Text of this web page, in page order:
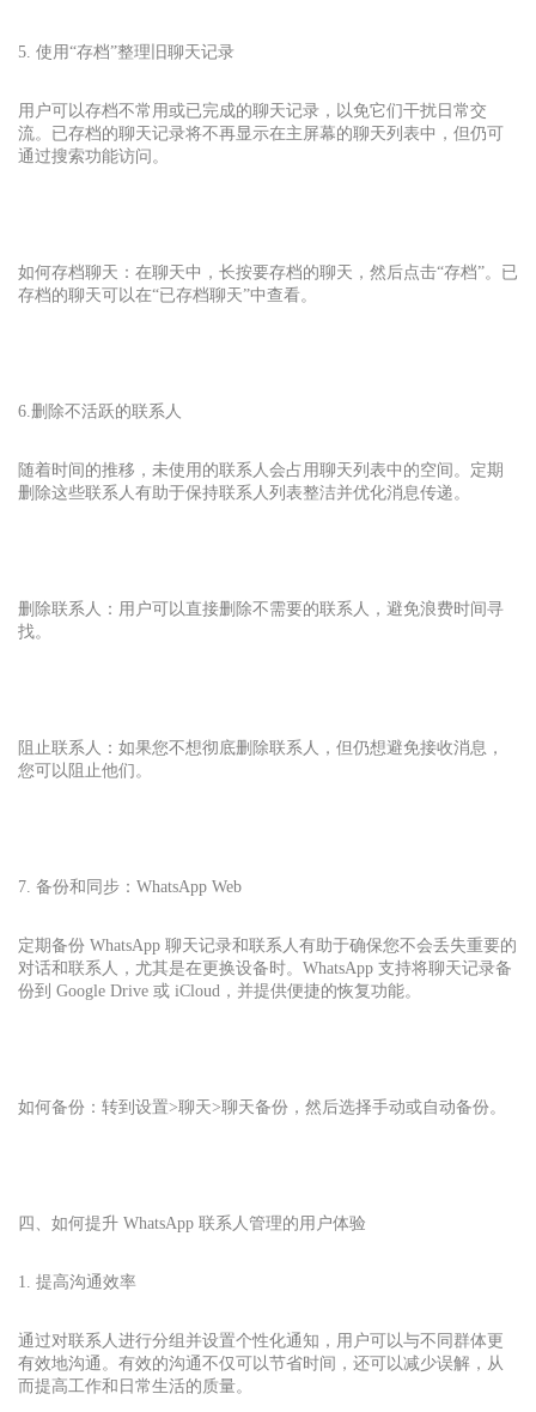
5. 使用“存档”整理旧聊天记录
用户可以存档不常用或已完成的聊天记录，以免它们干扰日常交
流。已存档的聊天记录将不再显示在主屏幕的聊天列表中，但仍可
通过搜索功能访问。
如何存档聊天：在聊天中，长按要存档的聊天，然后点击“存档”。已
存档的聊天可以在“已存档聊天”中查看。
6.删除不活跃的联系人
随着时间的推移，未使用的联系人会占用聊天列表中的空间。定期
删除这些联系人有助于保持联系人列表整洁并优化消息传递。
删除联系人：用户可以直接删除不需要的联系人，避免浪费时间寻
找。
阻止联系人：如果您不想彻底删除联系人，但仍想避免接收消息，
您可以阻止他们。
7. 备份和同步： WhatsApp Web
定期备份 WhatsApp 聊天记录和联系人有助于确保您不会丢失重要的
对话和联系人，尤其是在更换设备时。WhatsApp 支持将聊天记录备
份到 Google Drive 或 iCloud，并提供便捷的恢复功能。
如何备份：转到设置>聊天>聊天备份，然后选择手动或自动备份。
四、如何提升 WhatsApp 联系人管理的用户体验
1. 提高沟通效率
通过对联系人进行分组并设置个性化通知，用户可以与不同群体更
有效地沟通。有效的沟通不仅可以节省时间，还可以减少误解，从
而提高工作和日常生活的质量。